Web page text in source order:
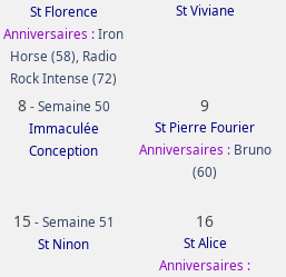
St Florence
Anniversaires : Iron
Horse (58) Radio
Rock Intense (72)
St Viviane
8 - Semaine 50
Immaculée
Conception
9
St Pierre Fourier
Anniversaires : Bruno
(60)
15 - Semaine 51
St Ninon
16
St Alice
Anniversaires :